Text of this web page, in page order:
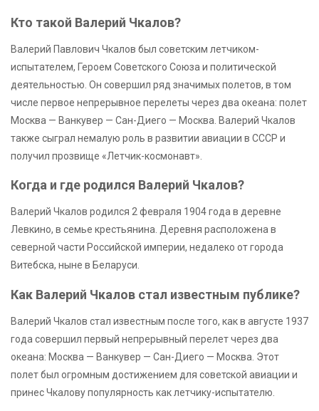
Кто такой Валерий Чкалов?
Валерий Павлович Чкалов был советским летчиком-
испытателем, Героем Советского Союза и политической
деятельностью. Он совершил ряд значимых полетов, в том
числе первое непрерывное перелеты через два океана: полет
Москва — Ванкувер — Сан-Диего — Москва. Валерий Чкалов
также сыграл немалую роль в развитии авиации в СССР и
получил прозвище «Летчик-космонавт».
Когда и где родился Валерий Чкалов?
Валерий Чкалов родился 2 февраля 1904 года в деревне
Левкино, в семье крестьянина. Деревня расположена в
северной части Российской империи, недалеко от города
Витебска, ныне в Беларуси.
Как Валерий Чкалов стал известным публике?
Валерий Чкалов стал известным после того, как в августе 1937
года совершил первый непрерывный перелет через два
океана: Москва — Ванкувер — Сан-Диего — Москва. Этот
полет был огромным достижением для советской авиации и
принес Чкалову популярность как летчику-испытателю.